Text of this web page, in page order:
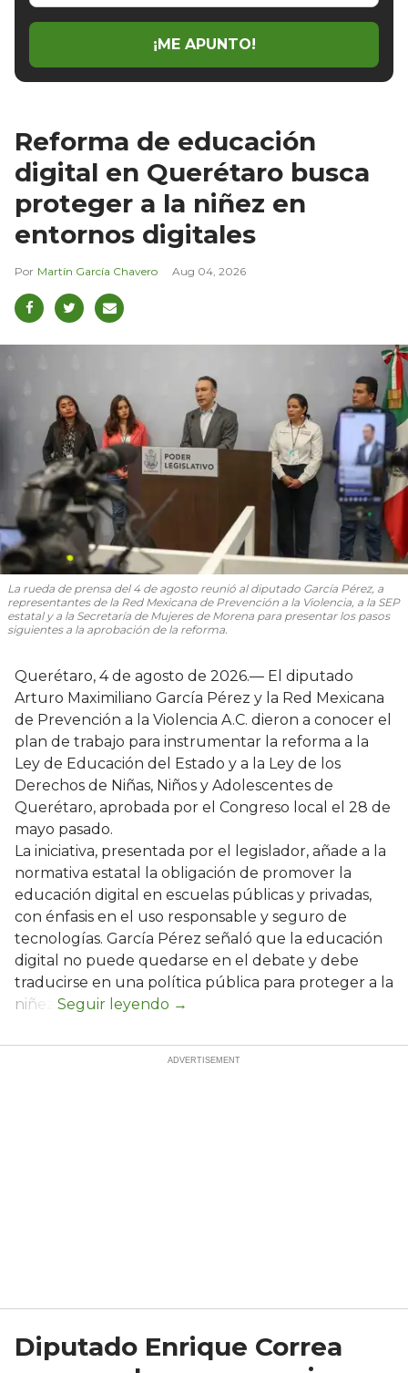
email
¡ME APUNTO!
Reforma de educación
digital en Querétaro busca
proteger a la niñez en
entornos digitales
Martín García Chavero Aug 04, 2026
La rueda de prensa del 4 de agosto reunió al diputado García Pérez, a
representantes de la Red Mexicana de Prevención a la Violencia, a la SEP
estatal y a la Secretaría de Mujeres de Morena para presentar los pasos
siguientes a la aprobación de la reforma.
Querétaro, 4 de agosto de 2026.— El diputado
Arturo Maximiliano García Pérez y la Red Mexicana
de Prevención a la Violencia A.C. dieron a conocer el
plan de trabajo para instrumentar la reforma a la
Ley de Educación del Estado y a la Ley de los
Derechos de Niñas, Niños y Adolescentes de
Querétaro, aprobada por el Congreso local el 28 de
mayo pasado.
La iniciativa, presentada por el legislador, añade a la
normativa estatal la obligación de promover la
educación digital en escuelas públicas y privadas,
con énfasis en el uso responsable y seguro de
tecnologías. García Pérez señaló que la educación
digital no puede quedarse en el debate y debe
traducirse en una política pública para proteger a la
niñez.
Diputado Enrique Correa